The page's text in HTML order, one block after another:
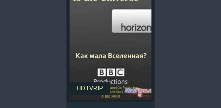
HDTVRIP